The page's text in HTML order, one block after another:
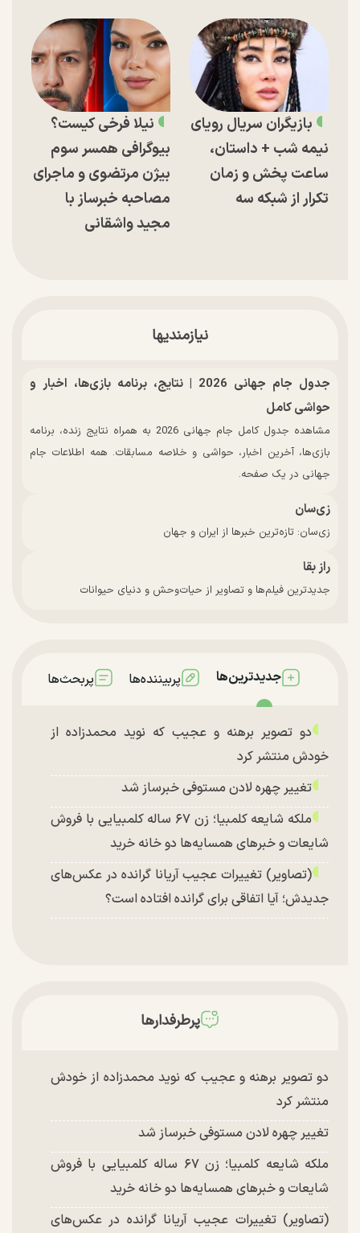
بازیگران سریال رویای
نیمه شب + داستان،
ساعت پخش و زمان
تکرار از شبکه سه
نیلا فرخی کیست؟
بیوگرافی همسر سوم
بیژن مرتضوی و ماجرای
مصاحبه خبرساز با
مجید واشقانی
نیازمندیها
جدول جام جهانی 2026 | نتایج، برنامه بازی‌ها، اخبار و
حواشی کامل
مشاهده جدول کامل جام جهانی 2026 به همراه نتایج زنده، برنامه
بازی‌ها، آخرین اخبار، حواشی و خلاصه مسابقات. همه اطلاعات جام
جهانی در یک صفحه.
زی‌سان
زی‌سان: تازه‌ترین خبرها از ایران و جهان
راز بقا
جدیدترین فیلم‌ها و تصاویر از حیات‌وحش و دنیای حیوانات
جدیدترین‌ها پربیننده‌ها پربحث‌ها
دو تصویر برهنه و عجیب که نوید محمدزاده از
خودش منتشر کرد
تغییر چهره لادن مستوفی خبرساز شد
ملکه شایعه کلمبیا؛ زن ۶۷ ساله کلمبیایی با فروش
شایعات و خبر‌های همسایه‌ها دو خانه خرید
(تصاویر) تغییرات عجیب آریانا گرانده در عکس‌های
جدیدش؛ آیا اتفاقی برای گرانده افتاده است؟
پرطرفدارها
دو تصویر برهنه و عجیب که نوید محمدزاده از خودش
منتشر کرد
تغییر چهره لادن مستوفی خبرساز شد
ملکه شایعه کلمبیا؛ زن ۶۷ ساله کلمبیایی با فروش
شایعات و خبر‌های همسایه‌ها دو خانه خرید
(تصاویر) تغییرات عجیب آریانا گرانده در عکس‌های